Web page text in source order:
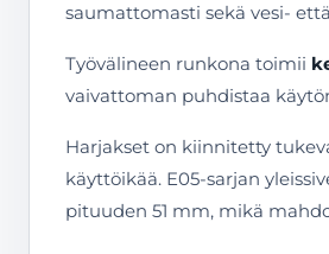
saumattomasti sekä vesi-
Työvälineen runkona toimii
vaivattoman puhdistaa
Harjakset on kiinnitetty
käyttöikää. E05-sarjan
pituuden 51 mm, mikä